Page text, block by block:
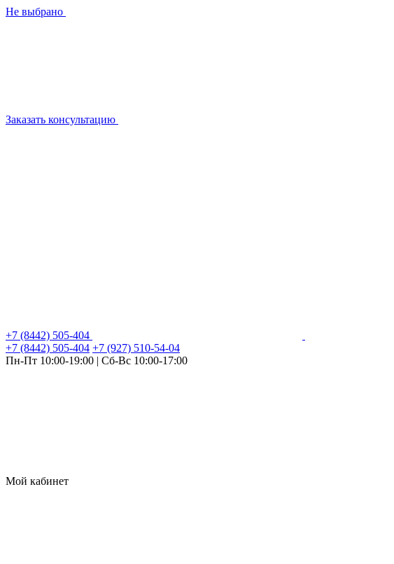
Не выбрано
Заказать консультацию
+7 (8442) 505-404
+7 (8442) 505-404 +7 (927) 510-54-04
Пн-Пт 10:00-19:00 | Сб-Вс 10:00-17:00
Мой кабинет